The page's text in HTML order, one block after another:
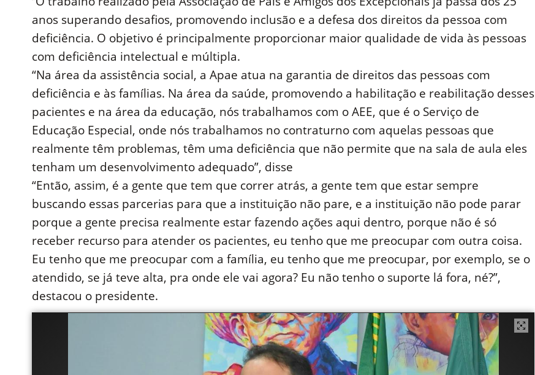
anos superando desafios, promovendo inclusão e a defesa dos direitos da pessoa com
deficiência. O objetivo é principalmente proporcionar maior qualidade de vida às pessoas
com deficiência intelectual e múltipla.
“Na área da assistência social, a Apae atua na garantia de direitos das pessoas com
deficiência e às famílias. Na área da saúde, promovendo a habilitação e reabilitação desses
pacientes e na área da educação, nós trabalhamos com o AEE, que é o Serviço de
Educação Especial, onde nós trabalhamos no contraturno com aquelas pessoas que
realmente têm problemas, têm uma deficiência que não permite que na sala de aula eles
tenham um desenvolvimento adequado”, disse
“Então, assim, é a gente que tem que correr atrás, a gente tem que estar sempre
buscando essas parcerias para que a instituição não pare, e a instituição não pode parar
porque a gente precisa realmente estar fazendo ações aqui dentro, porque não é só
receber recurso para atender os pacientes, eu tenho que me preocupar com outra coisa.
Eu tenho que me preocupar com a família, eu tenho que me preocupar, por exemplo, se o
atendido, se já teve alta, pra onde ele vai agora? Eu não tenho o suporte lá fora, né?”,
destacou o presidente.